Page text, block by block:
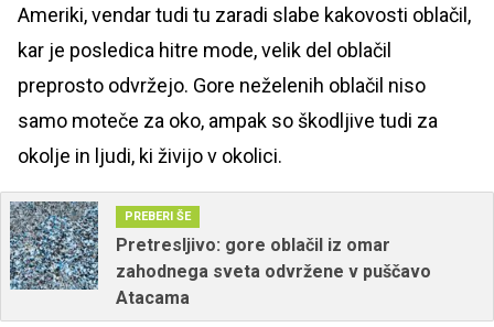
Ameriki, vendar tudi tu zaradi slabe kakovosti oblačil,
kar je posledica hitre mode, velik del oblačil
preprosto odvržejo. Gore neželenih oblačil niso
samo moteče za oko, ampak so škodljive tudi za
okolje in ljudi, ki živijo v okolici.
PREBERI ŠE
Pretresljivo: gore oblačil iz omar
zahodnega sveta odvržene v puščavo
Atacama